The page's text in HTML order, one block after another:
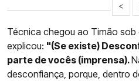
<
Técnica chegou ao Timão sob
explicou: "(Se existe)
parte de vocês (imprensa).
desconfiança, porque, dentro